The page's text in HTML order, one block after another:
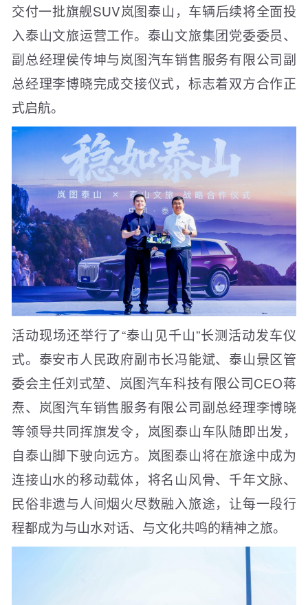
交付一批旗舰SUV岚图泰山，车辆后续将全面投
入泰山文旅运营工作。泰山文旅集团党委委员、
副总经理侯传坤与岚图汽车销售服务有限公司副
总经理李博晓完成交接仪式，标志着双方合作正
式启航。
活动现场还举行了“泰山见千山”长测活动发车仪
式。泰安市人民政府副市长冯能斌、泰山景区管
委会主任刘式堃、岚图汽车科技有限公司CEO蒋
焘、岚图汽车销售服务有限公司副总经理李博晓
等领导共同挥旗发令，岚图泰山车队随即出发，
自泰山脚下驶向远方。岚图泰山将在旅途中成为
连接山水的移动载体，将名山风骨、千年文脉、
民俗非遗与人间烟火尽数融入旅途，让每一段行
程都成为与山水对话、与文化共鸣的精神之旅。